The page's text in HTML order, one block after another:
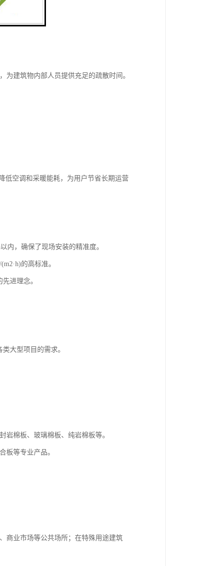
建筑物内部人员提供充足的疏散时间。
低空调和采暖能耗，为用户节省长期运营
内，确保了现场安装的精准度。
的高标准。
进理念。
大型项目的需求。
岩棉板、玻璃棉板、纯岩棉板等。
板等专业产品。
商业市场等公共场所；在特殊用途建筑